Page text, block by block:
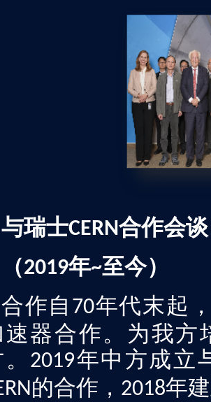
与瑞士CERN合作会谈
（2019年~至今）
合作自 70年代末起
速器合作。为我方
2019年中方成立
的合作， 2018年